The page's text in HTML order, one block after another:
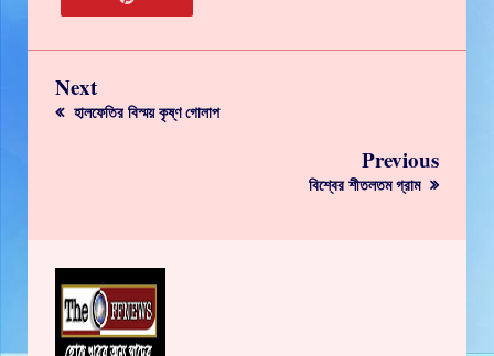
Next
হালফেতির বিস্ময় কৃষ্ণ গোলাপ
Previous
বিশ্বের শীতলতম গ্রাম